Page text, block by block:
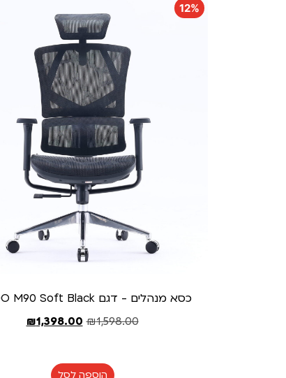
12%
כסא מנהלים - דגם SIHOO M90 Soft Black
₪1,598.00
₪1,398.00
הוספה לסל